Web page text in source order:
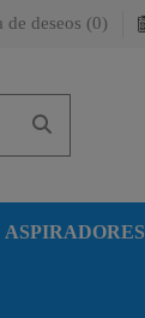
de deseos (0)
ASPIRADORES